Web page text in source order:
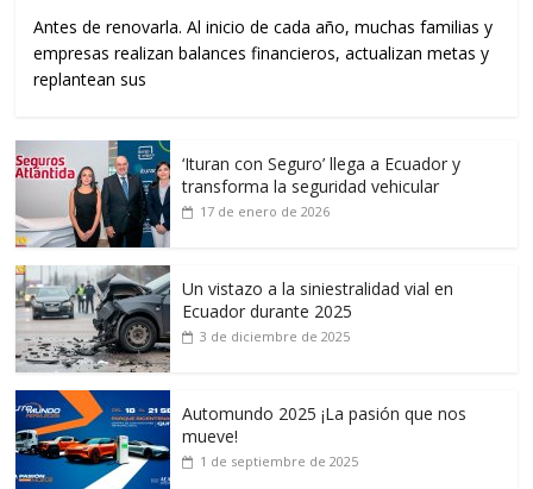
Antes de renovarla. Al inicio de cada año, muchas familias y
empresas realizan balances financieros, actualizan metas y
replantean sus
‘Ituran con Seguro’ llega a Ecuador y
transforma la seguridad vehicular
17 de enero de 2026
Un vistazo a la siniestralidad vial en
Ecuador durante 2025
3 de diciembre de 2025
Automundo 2025 ¡La pasión que nos
mueve!
1 de septiembre de 2025